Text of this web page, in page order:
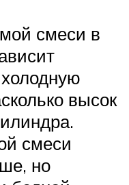
смеси в
высок
смеси
но